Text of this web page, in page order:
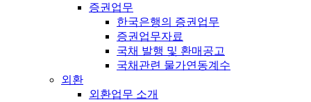
증권업무
한국은행의 증권업무
증권업무자료
국채 발행 및 환매공고
국채관련 물가연동계수
외환
외환업무 소개